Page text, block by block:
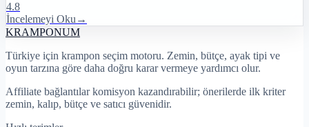
4.8
İncelemeyi Oku →
KRAMPONUM
Türkiye için krampon seçim motoru. Zemin, bütçe, ayak tipi ve
oyun tarzına göre daha doğru karar vermeye yardımcı olur.
Affiliate bağlantılar komisyon kazandırabilir; önerilerde ilk kriter
zemin, kalıp, bütçe ve satıcı güvenidir.